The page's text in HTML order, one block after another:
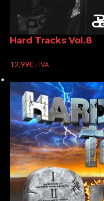
Hard Tracks Vol.8
12,99€+IVA